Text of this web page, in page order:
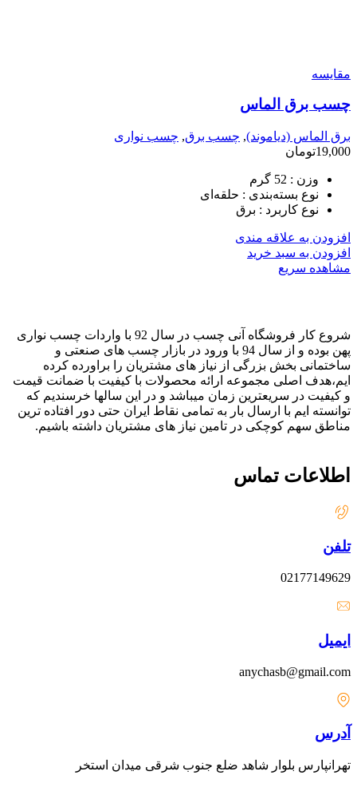
مقایسه
چسب برق الماس
برق الماس (دیاموند), چسب برق, چسب نواری
19,000تومان
وزن : 52 گرم
نوع بسته‌بندی : حلقه‌ای
نوع کاربرد : برق
افزودن به علاقه مندی
افزودن به سبد خرید
مشاهده سریع
شروع کار فروشگاه آنی چسب در سال 92 با واردات چسب نواری
پهن بوده و از سال 94 با ورود در بازار چسب های صنعتی و
ساختمانی بخش بزرگی از نیاز های مشتریان را براورده کرده
ایم،هدف اصلی مجموعه ارائه محصولات با کیفیت با ضمانت قیمت
و کیفیت در سریعترین زمان میباشد و در این سالها خرسندیم که
توانسته ایم با ارسال بار به تمامی نقاط ایران حتی دور افتاده ترین
مناطق سهم کوچکی در تامین نیاز های مشتریان داشته باشیم.
اطلاعات تماس
تلفن
02177149629
ایمیل
anychasb@gmail.com
آدرس
تهرانپارس بلوار شاهد ضلع جنوب شرقی میدان استخر